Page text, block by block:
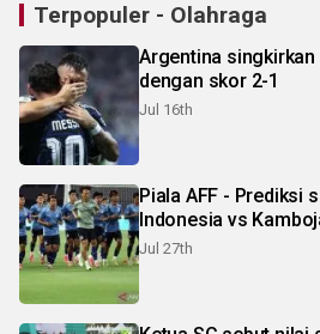
Terpopuler - Olahraga
Argentina
dengan skor 2-1
Jul 16th
Piala AFF - Prediksi
Indonesia vs
Jul 27th